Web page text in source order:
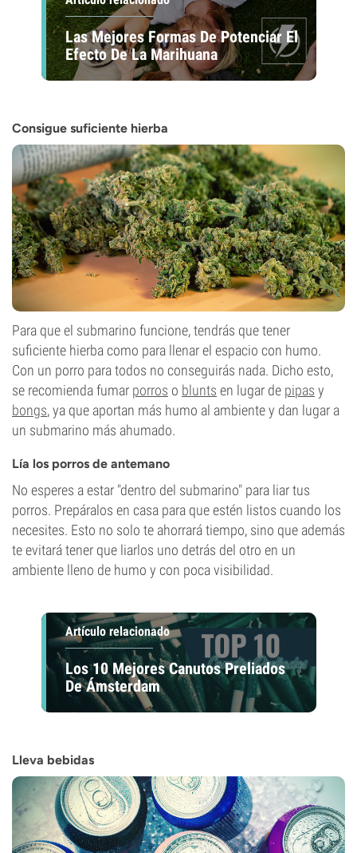
Las Mejores Formas De Potenciar El
Efecto De La Marihuana
Consigue suficiente hierba
Para que el submarino funcione, tendrás que tener
suficiente hierba como para llenar el espacio con humo.
Con un porro para todos no conseguirás nada. Dicho esto,
se recomienda fumar porros o blunts en lugar de pipas y
bongs, ya que aportan más humo al ambiente y dan lugar a
un submarino más ahumado.
Lía los porros de antemano
No esperes a estar "dentro del submarino" para liar tus
porros. Prepáralos en casa para que estén listos cuando los
necesites. Esto no solo te ahorrará tiempo, sino que además
te evitará tener que liarlos uno detrás del otro en un
ambiente lleno de humo y con poca visibilidad.
Artículo relacionado
Los 10 Mejores Canutos Preliados
De Ámsterdam
Lleva bebidas